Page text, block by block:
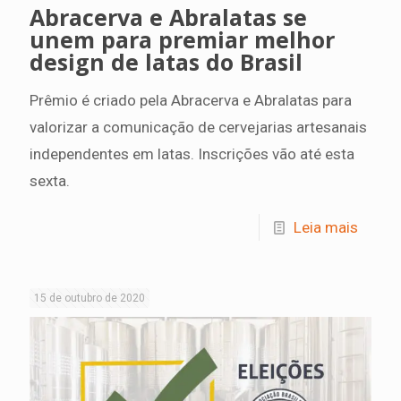
Abracerva e Abralatas se
unem para premiar melhor
design de latas do Brasil
Prêmio é criado pela Abracerva e Abralatas para
valorizar a comunicação de cervejarias artesanais
independentes em latas. Inscrições vão até esta
sexta.
Leia mais
15 de outubro de 2020